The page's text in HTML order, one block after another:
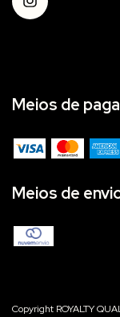
Meios de
Meios de
Copyright ROYALTY